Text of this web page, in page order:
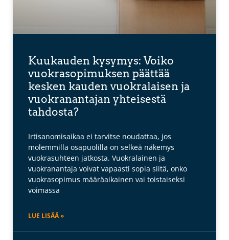
Kuukauden kysymys: Voiko
vuokrasopimuksen päättää
kesken kauden vuokralaisen ja
vuokranantajan yhteisestä
tahdosta?
Irtisanomisaikaa ei tarvitse noudattaa, jos
molemmilla osapuolilla on selkeä näkemys
vuokrasuhteen jatkosta. Vuokralainen ja
vuokranantaja voivat vapaasti sopia siitä, onko
vuokrasopimus määräaikainen vai toistaiseksi
voimassa
LUE LISÄÄ »